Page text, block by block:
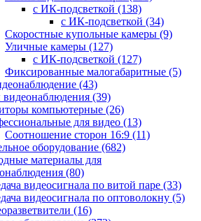
с ИК-подсветкой (138)
с ИК-подсветкой (34)
Скоростные купольные камеры (9)
Уличные камеры (127)
с ИК-подсветкой (127)
Фиксированные малогабаритные (5)
(43)
(39)
компьютерные (26)
для видео (13)
Соотношение сторон 16:9 (11)
оборудование (682)
материалы для
(80)
видеосигнала по витой паре (33)
видеосигнала по оптоволокну (5)
(16)